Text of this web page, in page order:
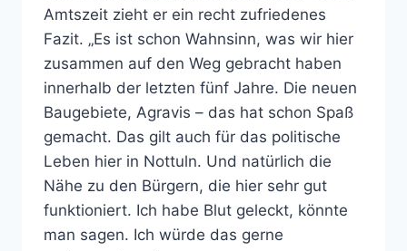
Amtszeit zieht er ein recht zufriedenes
Fazit. „Es ist schon Wahnsinn, was wir hier
zusammen auf den Weg gebracht haben
innerhalb der letzten fünf Jahre. Die neuen
Baugebiete, Agravis – das hat schon Spaß
gemacht. Das gilt auch für das politische
Leben hier in Nottuln. Und natürlich die
Nähe zu den Bürgern, die hier sehr gut
funktioniert. Ich habe Blut geleckt, könnte
man sagen. Ich würde das gerne